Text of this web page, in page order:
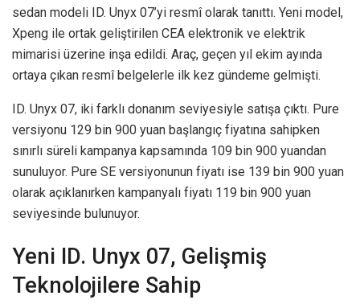
sedan modeli ID. Unyx 07’yi resmî olarak tanıttı. Yeni model,
Xpeng ile ortak geliştirilen CEA elektronik ve elektrik
mimarisi üzerine inşa edildi. Araç, geçen yıl ekim ayında
ortaya çıkan resmî belgelerle ilk kez gündeme gelmişti.
ID. Unyx 07, iki farklı donanım seviyesiyle satışa çıktı. Pure
versiyonu 129 bin 900 yuan başlangıç fiyatına sahipken
sınırlı süreli kampanya kapsamında 109 bin 900 yuandan
sunuluyor. Pure SE versiyonunun fiyatı ise 139 bin 900 yuan
olarak açıklanırken kampanyalı fiyatı 119 bin 900 yuan
seviyesinde bulunuyor.
Yeni ID. Unyx 07, Gelişmiş
Teknolojilere Sahip